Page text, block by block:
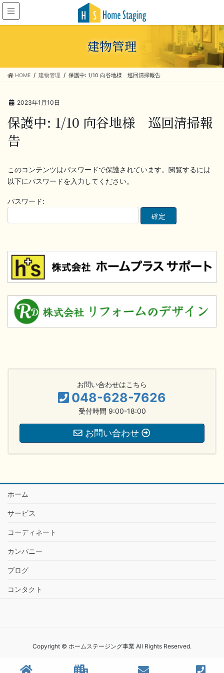
建物管理
HOME 建物管理 保護中: 1/10 向谷地様 巡回清掃報告
2023年1月10日
保護中: 1/10 向谷地様 巡回清掃報
告
このコンテンツはパスワードで保護されています。閲覧するには
以下にパスワードを入力してください。
パスワード:
お問い合わせはこちら
048-628-7626
受付時間 9:00-18:00
お問い合わせ
ホーム
サービス
コーディネート
カンパニー
ブログ
コンタクト
Copyright © ホームステージング事業 All Rights Reserved.